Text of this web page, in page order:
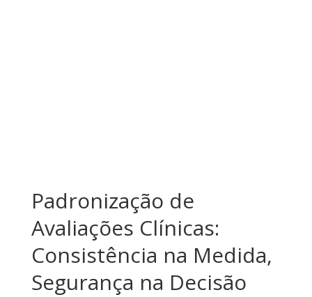
Padronização de
Avaliações Clínicas:
Consistência na Medida,
Segurança na Decisão